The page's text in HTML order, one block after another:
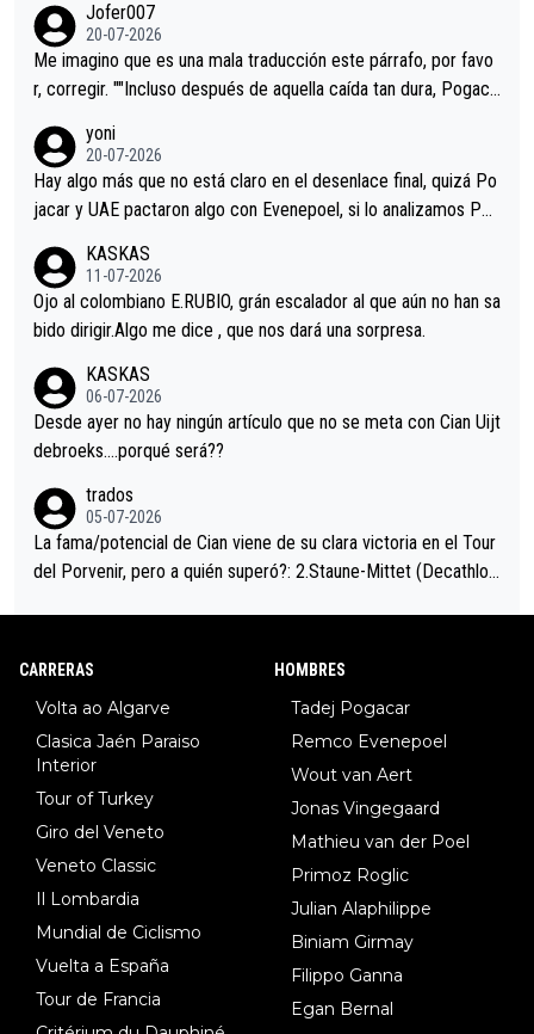
Minguez, Velez etc etc.Me da pena vivir estos momentos tan
tristes sin victorias.
Jofer007
20-07-2026
Me imagino que es una mala traducción este párrafo, por favo
r, corregir. ""Incluso después de aquella caída tan dura, Pogaca
permaneció pegado a su rueda. Parecía increíble la forma en l
a que era capaz de controlar el miedo", recordó."
yoni
20-07-2026
Hay algo más que no está claro en el desenlace final, quizá Po
jacar y UAE pactaron algo con Evenepoel, si lo analizamos Poj
i sin pedalear, luego está el saludo con Evenepoel dándose la
mano de una manera muy fraternal, más allá de los típicos toqu
es en el hombro con que saludaba a Vingegard. Ahí hubo una in
eta, a ver si por querer poner a Del Toro con calzador en posi
ción de podio UAE y Pojacar se van complicar el tour.
KASKAS
11-07-2026
Ojo al colombiano E.RUBIO, grán escalador al que aún no han sa
bido dirigir.Algo me dice , que nos dará una sorpresa.
KASKAS
06-07-2026
Desde ayer no hay ningún artículo que no se meta con Cian Uijt
debroeks….porqué será??
trados
05-07-2026
La fama/potencial de Cian viene de su clara victoria en el Tour
del Porvenir, pero a quién superó?: 2.Staune-Mittet (Decathlon,
8.Lenny Martinez (Bahrein), 9. Van Belle (Visma), 10. Vacek (Li
CARRERAS
Volta ao Algarve
Clasica Jaén Paraiso
Interior
Tour of Turkey
Giro del Veneto
Veneto Classic
Il Lombardia
Mundial de Ciclismo
Vuelta a España
Tour de Francia
HOMBRES
Tadej Pogacar
Remco Evenepoel
Wout van Aert
Jonas Vingegaard
Mathieu van der Poel
Primoz Roglic
Julian Alaphilippe
Biniam Girmay
Filippo Ganna
Egan Bernal